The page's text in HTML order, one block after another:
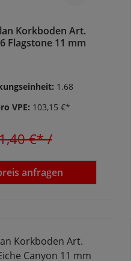
Korkboden Art.
Flagstone 11 mm
1.68
VPE: 103,15 €*
€*/
anfragen